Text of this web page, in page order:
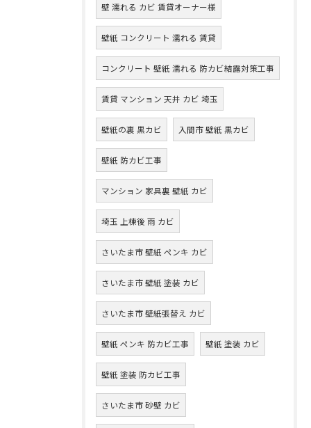
壁 濡れる カビ 賃貸オーナー様
壁紙 コンクリート 濡れる 賃貸
コンクリート 壁紙 濡れる 防カビ結露対策工事
賃貸 マンション 天井 カビ 埼玉
壁紙の裏 黒カビ 入間市 壁紙 黒カビ
壁紙 防カビ工事
マンション 家具裏 壁紙 カビ
埼玉 上棟後 雨 カビ
さいたま市 壁紙 ペンキ カビ
さいたま市 壁紙 塗装 カビ
さいたま市 壁紙張替え カビ
壁紙 ペンキ 防カビ工事 壁紙 塗装 カビ
壁紙 塗装 防カビ工事
さいたま市 砂壁 カビ